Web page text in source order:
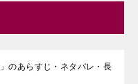
のあらすじ・ネタバレ・長